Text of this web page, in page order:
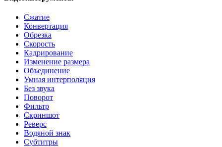
Сжатие
Конвертация
Обрезка
Скорость
Кадрирование
Изменение размера
Объединение
Умная интерполяция
Без звука
Поворот
Фильтр
Скриншот
Реверс
Водяной знак
Субтитры